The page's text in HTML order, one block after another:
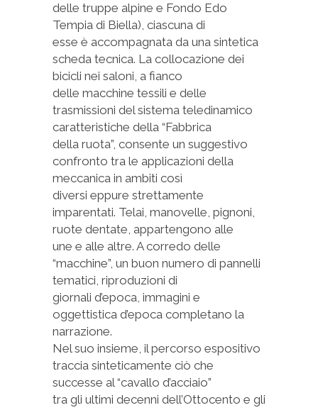
delle truppe alpine e Fondo Edo
Tempia di Biella), ciascuna di
esse è accompagnata da una sintetica
scheda tecnica. La collocazione dei
bicicli nei saloni, a fianco
delle macchine tessili e delle
trasmissioni del sistema teledinamico
caratteristiche della “Fabbrica
della ruota”, consente un suggestivo
confronto tra le applicazioni della
meccanica in ambiti così
diversi eppure strettamente
imparentati. Telai, manovelle, pignoni,
ruote dentate, appartengono alle
une e alle altre. A corredo delle
“macchine”, un buon numero di pannelli
tematici, riproduzioni di
giornali d’epoca, immagini e
oggettistica d’epoca completano la
narrazione.
Nel suo insieme, il percorso espositivo
traccia sinteticamente ciò che
successe al “cavallo d’acciaio”
tra gli ultimi decenni dell’Ottocento e gli